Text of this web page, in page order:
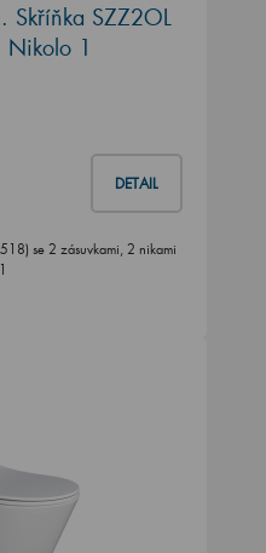
Skříňka SZZ2OL
Nikolo 1
DETAIL
se 2 zásuvkami, 2 nikami